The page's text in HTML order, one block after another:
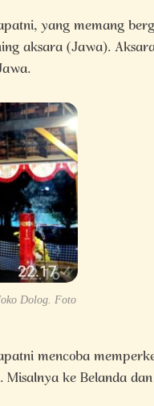
yang memang
aksara (Jawa).
Dolog. Foto
mencoba
ke Belanda